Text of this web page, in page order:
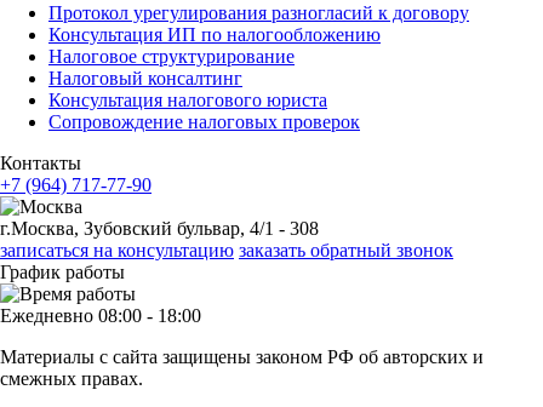
Протокол урегулирования разногласий к договору
Консультация ИП по налогообложению
Налоговое структурирование
Налоговый консалтинг
Консультация налогового юриста
Сопровождение налоговых проверок
Контакты
+7 (964) 717-77-90
г.Москва, Зубовский бульвар, 4/1 - 308
записаться на консультацию заказать обратный звонок
График работы
Ежедневно 08:00 - 18:00
Материалы с сайта защищены законом РФ об авторских и
смежных правах.